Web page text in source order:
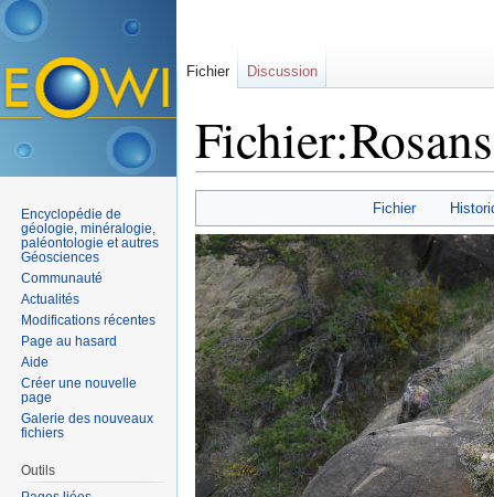
Fichier
Fichier Discussion
Encyclopédie de
géologie, minéralogie,
paléontologie et autres
Géosciences
Communauté
Actualités
Modifications récentes
Page au hasard
Aide
Créer une nouvelle
page
Galerie des nouveaux
fichiers
Outils